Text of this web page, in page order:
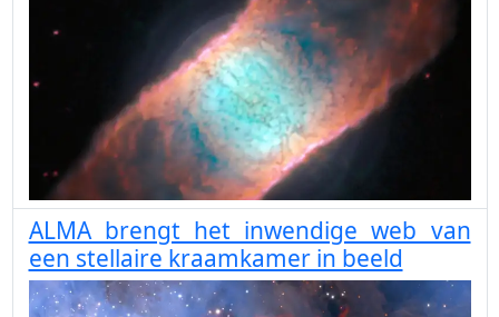
ALMA brengt het inwendige web van
een stellaire kraamkamer in beeld